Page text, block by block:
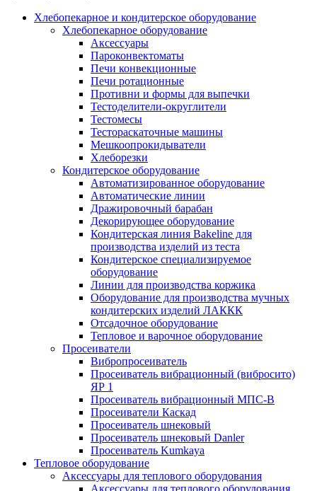
Хлебопекарное и кондитерское оборудование
Хлебопекарное оборудование
Аксессуары
Пароконвектоматы
Печи конвекционные
Печи ротационные
Противни и формы для выпечки
Тестоделители-округлители
Тестомесы
Тестораскаточные машины
Мешкоопрокидыватели
Хлеборезки
Кондитерское оборудование
Автоматизированное оборудование
Автоматические линии
Дражировочный барабан
Декорирующее оборудование
Кондитерская линия Bakeline для
производства изделий из теста
Кондитерское специализируемое
оборудование
Линии для производства коржика
Оборудование для производства мучных
кондитерских изделий ЛАККК
Отсадочное оборудование
Тепловое и варочное оборудование
Просеиватели
Вибропросеиватель
Просеиватель вибрационный (вибросито)
ЯР 1
Просеиватель вибрационный МПС-В
Просеиватели Каскад
Просеиватель шнековый
Просеиватель шнековый Danler
Просеиватель Kumkaya
Тепловое оборудование
Аксессуары для теплового оборудования
Аксессуары для теплового оборудования